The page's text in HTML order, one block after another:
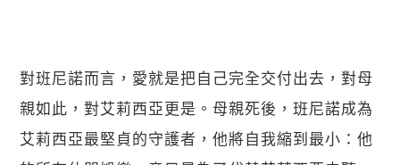
對班尼諾而言，愛就是把自己完全交付出去，對母
親如此，對艾莉西亞更是。母親死後，班尼諾成為
艾莉西亞最堅貞的守護者，他將自我縮到最小：他